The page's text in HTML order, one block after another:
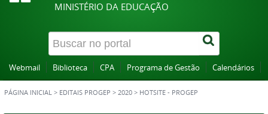
MINISTÉRIO DA EDUCAÇÃO
Webmail Biblioteca CPA Programa de Gestão Calendários
PÁGINA INICIAL > EDITAIS PROGEP > 2020 > HOTSITE - PROGEP